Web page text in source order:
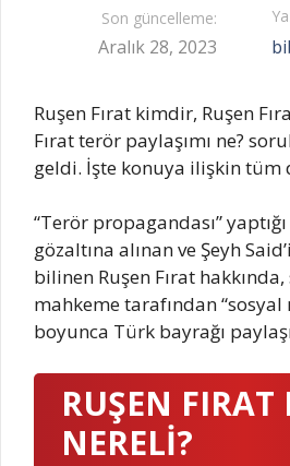
Son güncelleme:
Aralık 28, 2023
Ruşen Fırat kimdir, Ruşen
Fırat terör paylaşımı ne?
geldi. İşte konuya ilişkin
“Terör propagandası”
gözaltına alınan ve Şeyh
bilinen Ruşen Fırat
mahkeme tarafından
boyunca Türk bayrağı
RUŞEN
NERELİ?